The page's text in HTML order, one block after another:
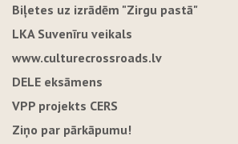
Biļetes uz izrādēm "Zirgu pastā"
LKA Suvenīru veikals
www.culturecrossroads.lv
DELE eksāmens
VPP projekts CERS
Ziņo par pārkāpumu!